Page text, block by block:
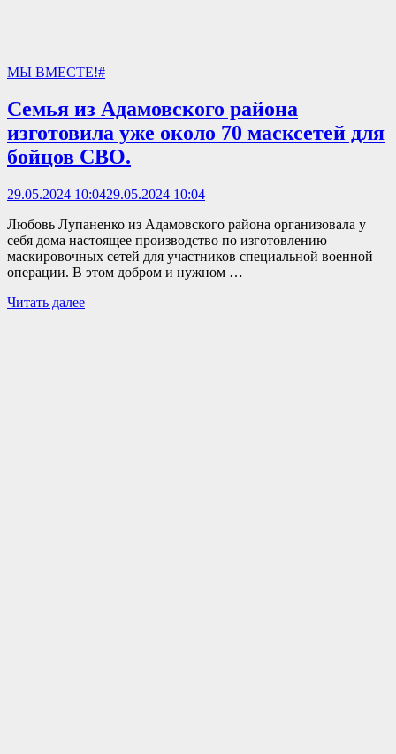
МЫ ВМЕСТЕ!#
Семья из Адамовского района
изготовила уже около 70 масксетей для
бойцов СВО.
29.05.2024 10:0429.05.2024 10:04
Любовь Лупаненко из Адамовского района организовала у
себя дома настоящее производство по изготовлению
маскировочных сетей для участников специальной военной
операции. В этом добром и нужном …
Читать далее